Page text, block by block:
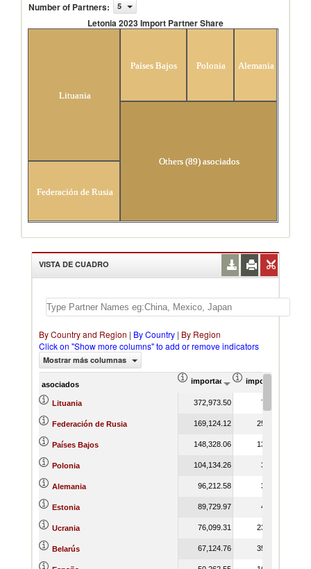
Number of Partners: 5
Letonia 2023 Import Partner Share
Lituania
Federación de Rusia
Países Bajos Polonia Alemania
Others (89) asociados
VISTA DE CUADRO
By Country and Region | By Country | By Region
Click on "Show more columns" to add or remove indicators
Mostrar más columnas
asociados importación Valor del comercio
importación
Lituania 372,973.50 7.00
Federación de Rusia 169,124.12 25.78
Países Bajos 148,328.06 13.31
Polonia 104,134.26 3.90
Alemania 96,212.58 3.41
Estonia 89,729.97 4.23
Ucrania 76,099.31 23.51
Belarús 67,124.76 35.84